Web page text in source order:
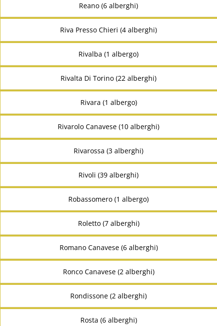
Reano (6 alberghi)
Riva Presso Chieri (4 alberghi)
Rivalba (1 albergo)
Rivalta Di Torino (22 alberghi)
Rivara (1 albergo)
Rivarolo Canavese (10 alberghi)
Rivarossa (3 alberghi)
Rivoli (39 alberghi)
Robassomero (1 albergo)
Roletto (7 alberghi)
Romano Canavese (6 alberghi)
Ronco Canavese (2 alberghi)
Rondissone (2 alberghi)
Rosta (6 alberghi)